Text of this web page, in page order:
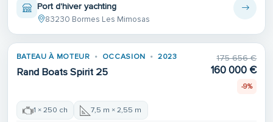
Port d'hiver yachting
83230 Bormes Les Mimosas
BATEAU À MOTEUR OCCASION 2023
Rand Boats Spirit 25
175 656 €
160 000 €
-9%
1 × 250 ch 7,5 m × 2,55 m